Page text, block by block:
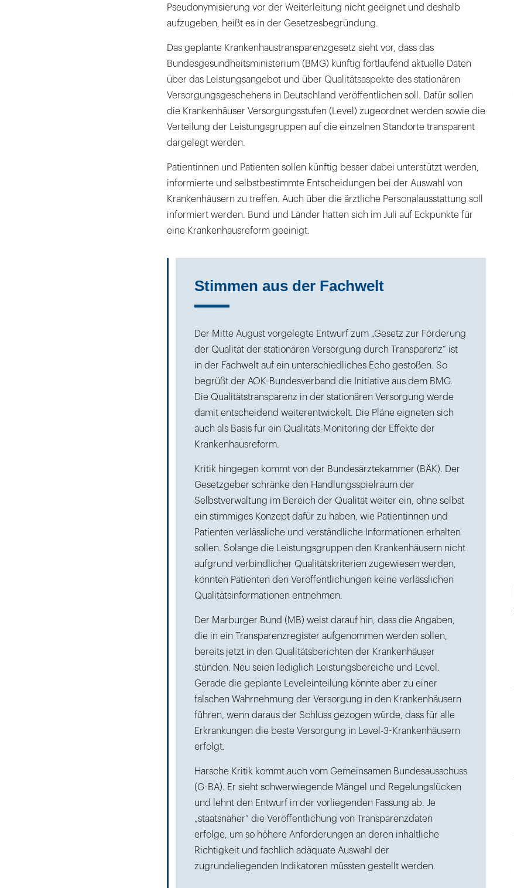
Pseudonymisierung vor der Weiterleitung nicht geeignet und deshalb
aufzugeben, heißt es in der Gesetzesbegründung.
Das geplante Krankenhaustransparenzgesetz sieht vor, dass das
Bundesgesundheitsministerium (BMG) künftig fortlaufend aktuelle Daten
über das Leistungsangebot und über Qualitätsaspekte des stationären
Versorgungsgeschehens in Deutschland veröffentlichen soll. Dafür sollen
die Krankenhäuser Versorgungsstufen (Level) zugeordnet werden sowie die
Verteilung der Leistungsgruppen auf die einzelnen Standorte transparent
dargelegt werden.
Patientinnen und Patienten sollen künftig besser dabei unterstützt werden,
informierte und selbstbestimmte Entscheidungen bei der Auswahl von
Krankenhäusern zu treffen. Auch über die ärztliche Personalausstattung soll
informiert werden. Bund und Länder hatten sich im Juli auf Eckpunkte für
eine Krankenhausreform geeinigt.
Stimmen aus der Fachwelt
Der Mitte August vorgelegte Entwurf zum „Gesetz zur Förderung
der Qualität der stationären Versorgung durch Transparenz“ ist
in der Fachwelt auf ein unterschiedliches Echo gestoßen. So
begrüßt der AOK-Bundesverband die Initiative aus dem BMG.
Die Qualitätstransparenz in der stationären Versorgung werde
damit entscheidend weiterentwickelt. Die Pläne eigneten sich
auch als Basis für ein Qualitäts-Monitoring der Effekte der
Krankenhausreform.
Kritik hingegen kommt von der Bundesärztekammer (BÄK). Der
Gesetzgeber schränke den Handlungsspielraum der
Selbstverwaltung im Bereich der Qualität weiter ein, ohne selbst
ein stimmiges Konzept dafür zu haben, wie Patientinnen und
Patienten verlässliche und verständliche Informationen erhalten
sollen. Solange die Leistungsgruppen den Krankenhäusern nicht
aufgrund verbindlicher Qualitätskriterien zugewiesen werden,
könnten Patienten den Veröffentlichungen keine verlässlichen
Qualitätsinformationen entnehmen.
Der Marburger Bund (MB) weist darauf hin, dass die Angaben,
die in ein Transparenzregister aufgenommen werden sollen,
bereits jetzt in den Qualitätsberichten der Krankenhäuser
stünden. Neu seien lediglich Leistungsbereiche und Level.
Gerade die geplante Leveleinteilung könnte aber zu einer
falschen Wahrnehmung der Versorgung in den Krankenhäusern
führen, wenn daraus der Schluss gezogen würde, dass für alle
Erkrankungen die beste Versorgung in Level-3-Krankenhäusern
erfolgt.
Harsche Kritik kommt auch vom Gemeinsamen Bundesausschuss
(G-BA). Er sieht schwerwiegende Mängel und Regelungslücken
und lehnt den Entwurf in der vorliegenden Fassung ab. Je
„staatsnäher“ die Veröffentlichung von Transparenzdaten
erfolge, um so höhere Anforderungen an deren inhaltliche
Richtigkeit und fachlich adäquate Auswahl der
zugrundeliegenden Indikatoren müssten gestellt werden.